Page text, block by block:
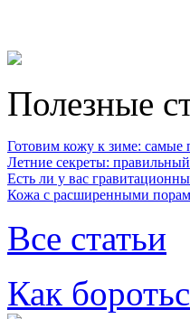
Полезные
Готовим кожу к зиме: самые
Летние секреты:
Есть ли у вас
Кожа с расширенными
Все статьи
Как